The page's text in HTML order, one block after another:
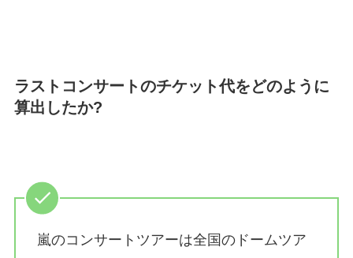
ラストコンサートのチケット代をどのように
算出したか?
嵐のコンサートツアーは全国のドームツア